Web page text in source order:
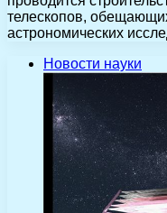
телескопов,
астрономических
Новости науки